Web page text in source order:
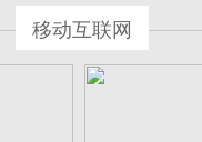
移动互联网